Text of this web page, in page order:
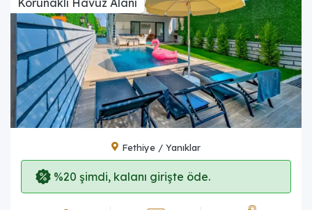
Fethiye / Yanıklar
%20 şimdi, kalanı girişte öde.